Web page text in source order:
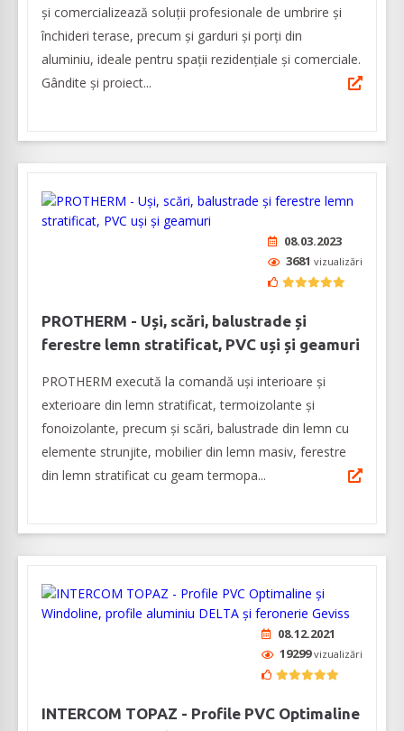
și comercializează soluții profesionale de umbrire și
închideri terase, precum și garduri și porți din
aluminiu, ideale pentru spații rezidențiale și comerciale.
Gândite și proiect...
08.03.2023
3681 vizualizări
PROTHERM - Uși, scări, balustrade și
ferestre lemn stratificat, PVC uși și geamuri
PROTHERM execută la comandă uși interioare și
exterioare din lemn stratificat, termoizolante și
fonoizolante, precum și scări, balustrade din lemn cu
elemente strunjite, mobilier din lemn masiv, ferestre
din lemn stratificat cu geam termopa...
08.12.2021
19299vizualizări
INTERCOM TOPAZ - Profile PVC Optimaline